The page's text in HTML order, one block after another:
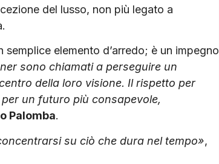
del lusso, non più legato a
elemento d’arredo; è un impegno
sono chiamati a perseguire un
della loro visione. Il rispetto per
un futuro più consapevole,
Palomba.
su ciò che dura nel tempo»,